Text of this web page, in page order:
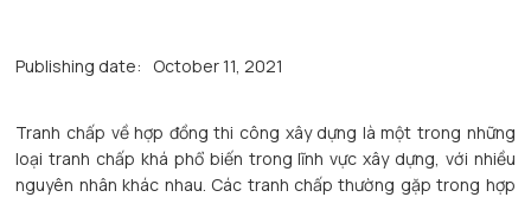
Publishing date: October 11, 2021
Tranh chấp về hợp đồng thi công xây dựng là một trong những
loại tranh chấp khá phổ biến trong lĩnh vực xây dựng, với nhiều
nguyên nhân khác nhau. Các tranh chấp thường gặp trong hợp